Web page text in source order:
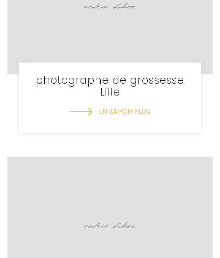
photographe de grossesse
Lille
EN SAVOIR PLUS